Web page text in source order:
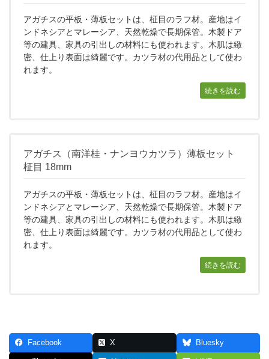
アガチスの平板・薄板セットは、柾目のラフ材。産地はイ
ンドネシアとマレーシア、天然乾燥で長期保管。木製ドア
等の建具、家具の引出しの材料にも使われます。木肌は緻
密、仕上り表面は綺麗です。カツラ材の代用品として使わ
れます。
続きを読む
アガチス（南洋桂・ナンヨウカツラ）薄板セット
柾目 18mm
アガチスの平板・薄板セットは、柾目のラフ材。産地はイ
ンドネシアとマレーシア、天然乾燥で長期保管。木製ドア
等の建具、家具の引出しの材料にも使われます。木肌は緻
密、仕上り表面は綺麗です。カツラ材の代用品として使わ
れます。
続きを読む
Facebook X Bluesky